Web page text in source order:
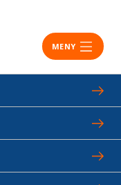
MENY